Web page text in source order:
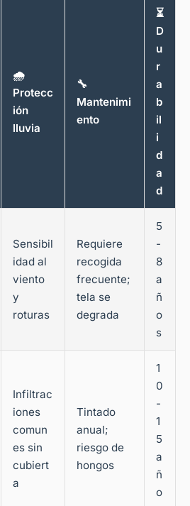
🌧️
Protecc
ión
lluvia
🔧
Mantenimi
ento
⏳
D
u
r
a
b
il
i
d
a
d
Sensibil
idad al
viento
y
roturas
Requiere
recogida
frecuente;
tela se
degrada
5
-
8
a
ñ
o
s
Infiltrac
iones
comun
es sin
cubiert
a
Tintado
anual;
riesgo de
hongos
1
0
-
1
5
a
ñ
o